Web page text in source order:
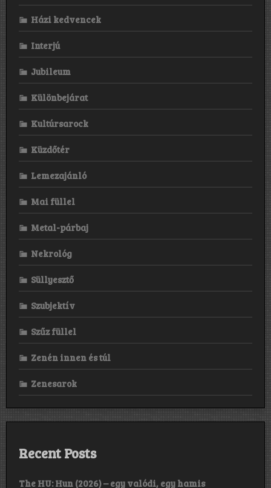
Házi kedvencek
Interjú
Jubileum
Különbejárat
Kultúrsarock
Küzdőtér
Lemezajánló
Mai füllel
Metal-párbaj
Nekrológ
Süllyesztő
Szubjektív
Szűz füllel
Zenén innen és túl
Zenesarok
Recent Posts
The HU: Hun (2026) – egy valódi, egy hamis